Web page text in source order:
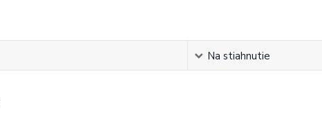
Na stiahnutie